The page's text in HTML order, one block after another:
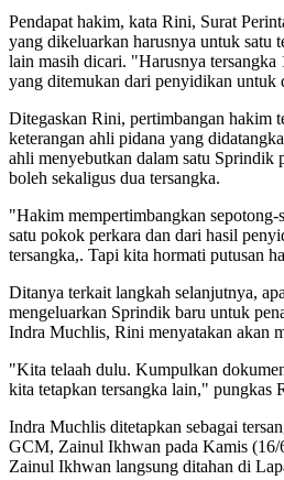
Pendapat hakim, kata Rini, Surat
yang dikeluarkan harusnya untuk satu
lain masih dicari. "Harusnya tersangka
yang ditemukan dari penyidikan untuk
Ditegaskan Rini, pertimbangan hakim
keterangan ahli pidana yang
ahli menyebutkan dalam satu Sprindik
boleh sekaligus dua tersangka.
"Hakim mempertimbangkan sepotong-
satu pokok perkara dan dari hasil
tersangka,. Tapi kita hormati putusan
Ditanya terkait langkah selanjutnya,
mengeluarkan Sprindik baru untuk
Indra Muchlis, Rini menyatakan akan
"Kita telaah dulu. Kumpulkan
kita tetapkan tersangka lain," pungkas
Indra Muchlis ditetapkan sebagai
GCM, Zainul Ikhwan pada Kamis (16/
Zainul Ikhwan langsung ditahan di